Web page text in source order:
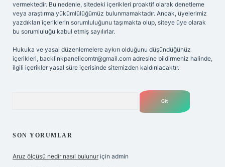
vermektedir. Bu nedenle, sitedeki içerikleri proaktif olarak denetleme
veya araştırma yükümlülüğümüz bulunmamaktadır. Ancak, üyelerimiz
yazdıkları içeriklerin sorumluluğunu taşımakta olup, siteye üye olarak
bu sorumluluğu kabul etmiş sayılırlar.
Hukuka ve yasal düzenlemelere aykırı olduğunu düşündüğünüz
içerikleri, backlinkpanelicomtr@gmail.com adresine bildirmeniz halinde,
ilgili içerikler yasal süre içerisinde sitemizden kaldırılacaktır.
SON YORUMLAR
Aruz ölçüsü nedir nasıl bulunur için admin